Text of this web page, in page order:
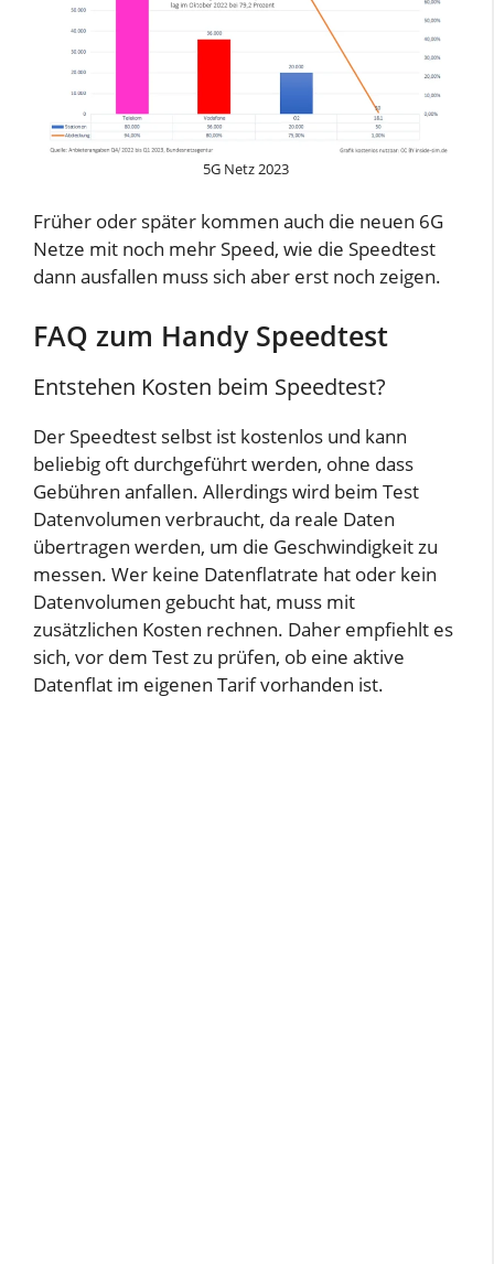
5G Netz 2023
Früher oder später kommen auch die neuen 6G
Netze mit noch mehr Speed, wie die Speedtest
dann ausfallen muss sich aber erst noch zeigen.
FAQ zum Handy Speedtest
Entstehen Kosten beim Speedtest?
Der Speedtest selbst ist kostenlos und kann
beliebig oft durchgeführt werden, ohne dass
Gebühren anfallen. Allerdings wird beim Test
Datenvolumen verbraucht, da reale Daten
übertragen werden, um die Geschwindigkeit zu
messen. Wer keine Datenflatrate hat oder kein
Datenvolumen gebucht hat, muss mit
zusätzlichen Kosten rechnen. Daher empfiehlt es
sich, vor dem Test zu prüfen, ob eine aktive
Datenflat im eigenen Tarif vorhanden ist.